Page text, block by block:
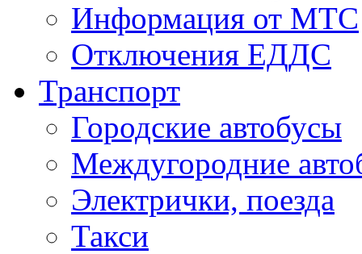
Информация от МТС
Отключения ЕДДС
Транспорт
Городские автобусы
Междугородние
Электрички, поезда
Такси